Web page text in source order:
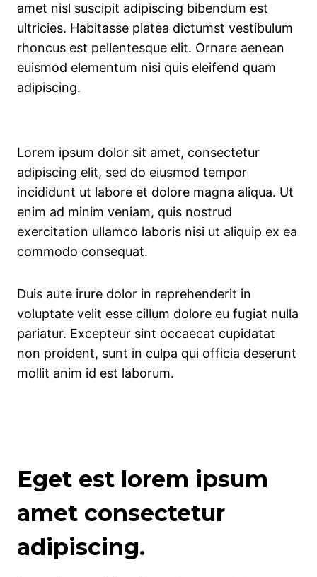
amet nisl suscipit adipiscing bibendum est
ultricies. Habitasse platea dictumst vestibulum
rhoncus est pellentesque elit. Ornare aenean
euismod elementum nisi quis eleifend quam
adipiscing.
Lorem ipsum dolor sit amet, consectetur
adipiscing elit, sed do eiusmod tempor
incididunt ut labore et dolore magna aliqua. Ut
enim ad minim veniam, quis nostrud
exercitation ullamco laboris nisi ut aliquip ex ea
commodo consequat.
Duis aute irure dolor in reprehenderit in
voluptate velit esse cillum dolore eu fugiat nulla
pariatur. Excepteur sint occaecat cupidatat
non proident, sunt in culpa qui officia deserunt
mollit anim id est laborum.
Eget est lorem ipsum
amet consectetur
adipiscing.